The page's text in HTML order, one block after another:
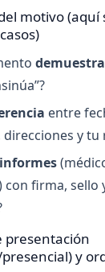
motivo (aquí
demuestra
entre
y tu
informes
con firma, sello
presentación
y